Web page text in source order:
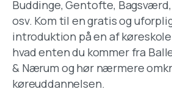
Buddinge, Gentofte,
osv. Kom til en gratis og
introduktion på en af
hvad enten du kommer fra
& Nærum og hør nærmere
køreuddannelsen.